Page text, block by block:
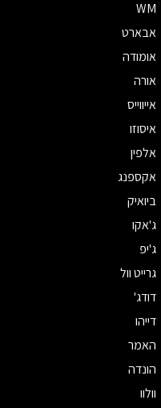
WM
אבארט
אומודה
אורה
אייווייס
איסוזו
אלפין
אקספנג
ביואיק
ג'אקו
ג'יפ
גרייט וול
דודג'
דייהו
האמר
הונדה
וולוו